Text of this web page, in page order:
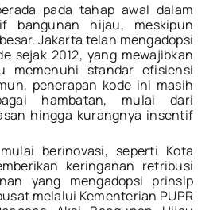
pada tahap awal dalam
bangunan hijau, meskipun
Jakarta telah mengadopsi
sejak 2012, yang mewajibkan
memenuhi standar efisiensi
penerapan kode ini masih
hambatan, mulai dari
hingga kurangnya insentif
berinovasi, seperti Kota
keringanan retribusi
yang mengadopsi prinsip
melalui Kementerian PUPR